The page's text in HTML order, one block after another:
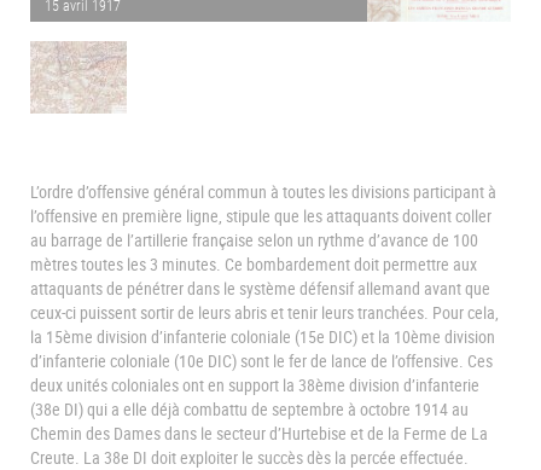
15 avril 1917
L’ordre d’offensive général commun à toutes les divisions participant à
l’offensive en première ligne, stipule que les attaquants doivent coller
au barrage de l’artillerie française selon un rythme d’avance de 100
mètres toutes les 3 minutes. Ce bombardement doit permettre aux
attaquants de pénétrer dans le système défensif allemand avant que
ceux-ci puissent sortir de leurs abris et tenir leurs tranchées. Pour cela,
la 15ème division d’infanterie coloniale (15e DIC) et la 10ème division
d’infanterie coloniale (10e DIC) sont le fer de lance de l’offensive. Ces
deux unités coloniales ont en support la 38ème division d’infanterie
(38e DI) qui a elle déjà combattu de septembre à octobre 1914 au
Chemin des Dames dans le secteur d’Hurtebise et de la Ferme de La
Creute. La 38e DI doit exploiter le succès dès la percée effectuée.